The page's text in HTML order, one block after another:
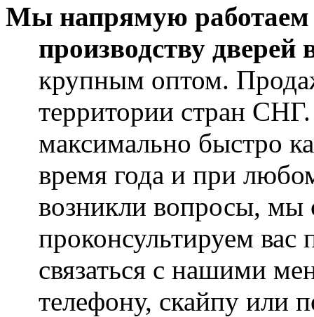
Мы напрямую работаем
производству дверей
крупным оптом.
территории стран
максимально быстро
время года и при
возникли вопросы, мы
проконсультируем вас
связаться с нашими
телефону, скайпу или